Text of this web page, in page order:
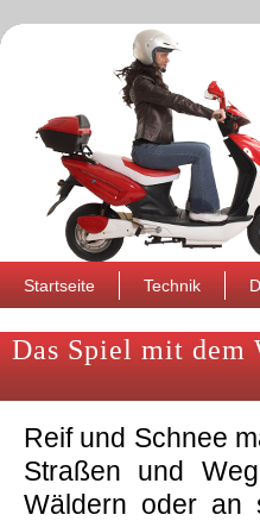
Startseite Technik
Das Spiel mit dem
Reif und Schnee
Straßen und
Wäldern oder an